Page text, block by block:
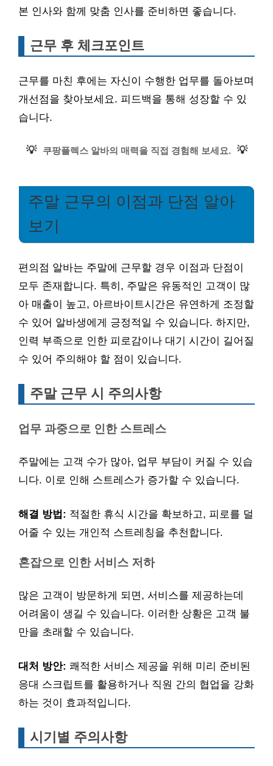
본 인사와 함께 맞춤 인사를 준비하면 좋습니다.
근무 후 체크포인트
근무를 마친 후에는 자신이 수행한 업무를 돌아보며
개선점을 찾아보세요. 피드백을 통해 성장할 수 있
습니다.
💡 쿠팡플렉스 알바의 매력을 직접 경험해 보세요. 💡
주말 근무의 이점과 단점 알아
보기
편의점 알바는 주말에 근무할 경우 이점과 단점이
모두 존재합니다. 특히, 주말은 유동적인 고객이 많
아 매출이 높고, 아르바이트시간은 유연하게 조정할
수 있어 알바생에게 긍정적일 수 있습니다. 하지만,
인력 부족으로 인한 피로감이나 대기 시간이 길어질
수 있어 주의해야 할 점이 있습니다.
주말 근무 시 주의사항
업무 과중으로 인한 스트레스
주말에는 고객 수가 많아, 업무 부담이 커질 수 있습
니다. 이로 인해 스트레스가 증가할 수 있습니다.
해결 방법: 적절한 휴식 시간을 확보하고, 피로를 덜
어줄 수 있는 개인적 스트레칭을 추천합니다.
혼잡으로 인한 서비스 저하
많은 고객이 방문하게 되면, 서비스를 제공하는데
어려움이 생길 수 있습니다. 이러한 상황은 고객 불
만을 초래할 수 있습니다.
대처 방안: 쾌적한 서비스 제공을 위해 미리 준비된
응대 스크립트를 활용하거나 직원 간의 협업을 강화
하는 것이 효과적입니다.
시기별 주의사항